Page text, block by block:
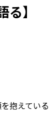
】
抱えている